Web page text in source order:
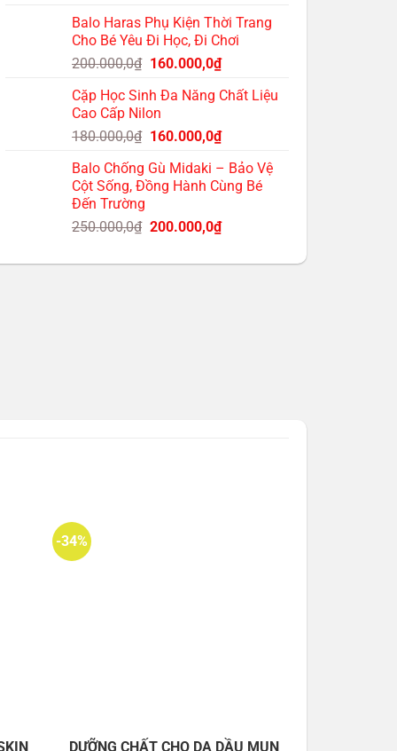
là:
70.000,0₫.
tại
là:
60.000,0₫.
Balo Haras Phụ Kiện Thời Trang
Cho Bé Yêu Đi Học, Đi Chơi
200.000,0₫ Giá
là:
200.000,0₫.
160.000,0₫Giá
tại
160.000,0₫.
Cặp Học Sinh Đa Năng Chất Liệu
Cao Cấp Nilon
180.000,0₫ Giá
là:
180.000,0₫.
160.000,0₫Giá
tại
là:
Balo Chống Gù Midaki – Bảo Vệ
Cột Sống, Đồng Hành Cùng Bé
Đến Trường
250.000,0₫ Giá
là:
200.000,0₫Giá
tại
-34%
DƯỠNG CHẤT CHO DA DẦU MỤN